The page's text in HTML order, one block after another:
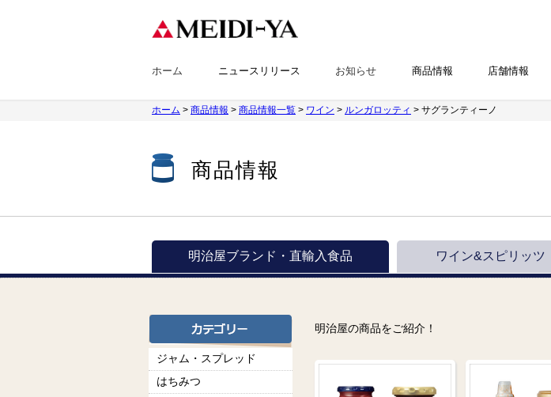
ホーム ニュースリリース お知らせ 商品情報 店舗情報
ホーム > 商品情報 > 商品情報一覧 > ワイン > ルンガロッティ > サグランティーノ
商品情報
明治屋ブランド・ 直輸入食品 ワイン&スピリッツ
ジャム・スプレッド
はちみつ
明治屋の商品をご紹介！